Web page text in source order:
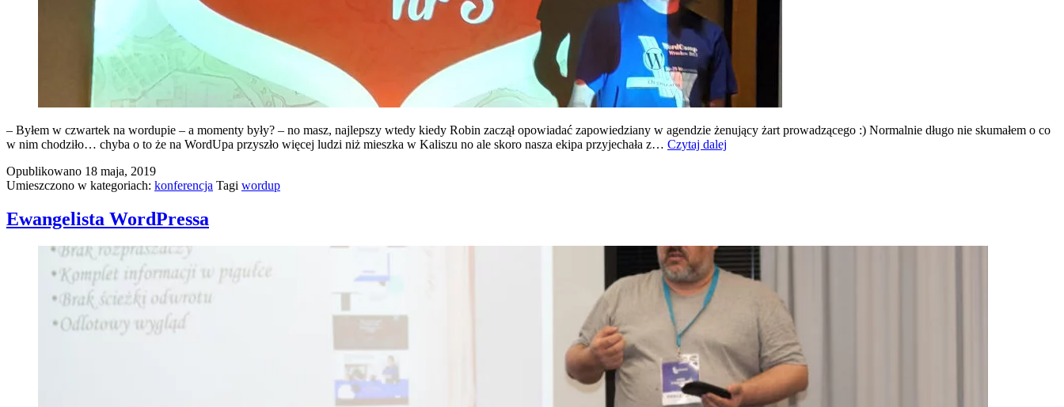
– Byłem w czwartek na wordupie – a momenty były? – no masz, najlepszy wtedy kiedy Robin zaczął opowiadać zapowiedziany w agendzie żenujący żart prowadzącego :) Normalnie długo nie skumałem o co
w nim chodziło… chyba o to że na WordUpa przyszło więcej ludzi niż mieszka w Kaliszu no ale skoro nasza ekipa przyjechała z… Czytaj dalej
Opublikowano 18 maja, 2019
Umieszczono w kategoriach: konferencja Tagi wordup
Ewangelista WordPressa